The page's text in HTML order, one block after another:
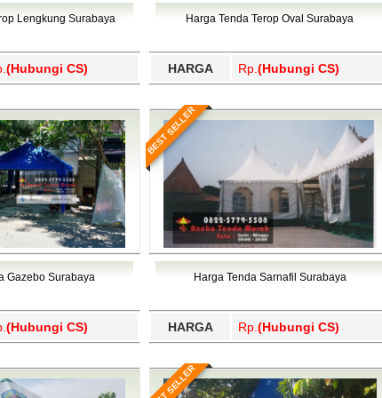
Waropen, Way Kanan, Wonogiri, Wonosobo,
Lengkung Surabaya
(Hubungi CS)
Harga Tenda Terop Oval Surabaya
HARGA Rp. (Hubungi CS)
Gazebo Surabaya
(Hubungi CS)
BEST SELLER
Harga Tenda Sarnafil Surabaya
HARGA Rp. (Hubungi CS)